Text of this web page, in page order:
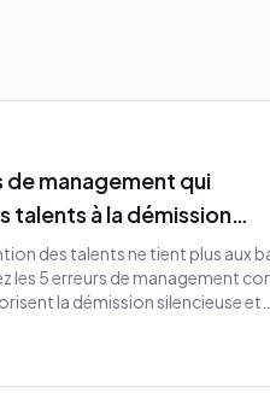
de management qui
talents à la démission
2026
des talents ne tient plus aux
les 5 erreurs de management
la démission silencieuse et